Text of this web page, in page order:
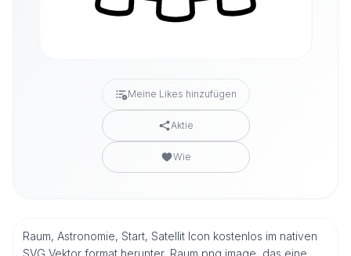
Meine Likes hinzufügen
Aktie
Wie
Raum, Astronomie, Start, Satellit Icon kostenlos im nativen
SVG Vektor format herunter, Raum png image, das eine